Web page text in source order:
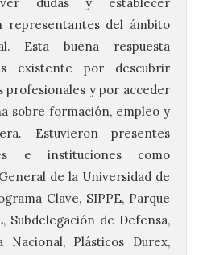
representantes del ámbito
Esta buena respuesta
existente por descubrir
profesionales y por acceder
sobre formación, empleo y
Estuvieron presentes
e instituciones como
de la Universidad de
Clave, SIPPE, Parque
Subdelegación de Defensa,
Nacional, Plásticos Durex,